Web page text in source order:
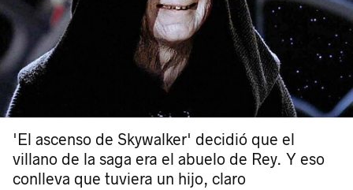
'El ascenso de Skywalker' decidió que el
villano de la saga era el abuelo de Rey. Y eso
conlleva que tuviera un hijo, claro